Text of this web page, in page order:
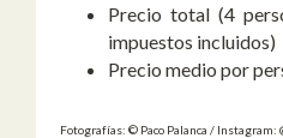
Precio total (4
impuestos incluidos)
Precio medio por
Fotografías: © Paco Palanca / Instagram: